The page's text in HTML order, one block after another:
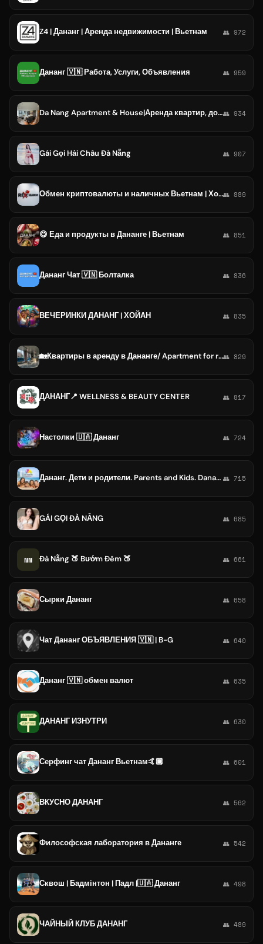
Z4 | Дананг | Аренда недвижимости | Вьетнам 👥 972
Дананг 🇻🇳 Работа, Услуги, Объявления 👥 959
Da Nang Apartment & House|Аренда квартир, домов, вилл и апартаментов в Da Nang - Квартиры - Недвижимость в Дананге👥 934
Gái Gọi Hải Châu Đà Nẵng 👥 907
Обмен криптовалюты и наличных Вьетнам | Хошимин , Хайфон, Дананг, Хюэ👥 889
😋 Еда и продукты в Дананге | Вьетнам 👥 851
Дананг Чат 🇻🇳 Болталка 👥 836
ВЕЧЕРИНКИ ДАНАНГ | ХОЙАН 👥 835
🏡Квартиры в аренду в Дананге/ Apartment for rent in Danang👥 829
ДАНАНГ📍 WELLNESS & BEAUTY CENTER 👥 817
Настолки 🇺🇦 Дананг 👥 724
Дананг. Дети и родители. Parents and Kids. Danang. 👥 715
GÁI GỌI ĐÀ NẴNG 👥 685
NN Đà Nẵng 🍑 Bướm Đêm 🍑 👥 661
Сырки Дананг 👥 658
Чат Дананг ОБЪЯВЛЕНИЯ 🇻🇳 | B-G 👥 640
Дананг 🇻🇳 обмен валют 👥 635
ДАНАНГ ИЗНУТРИ 👥 630
Серфинг чат Дананг Вьетнам🤙🏾 👥 601
ВКУСНО ДАНАНГ 👥 562
Философская лаборатория в Дананге 👥 542
Сквош | Бадмінтон | Падл |🇺🇦 Дананг 👥 498
ЧАЙНЫЙ КЛУБ ДАНАНГ 👥 489